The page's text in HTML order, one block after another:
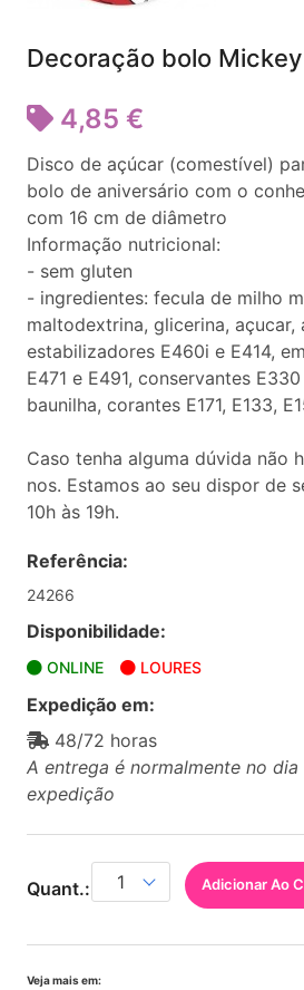
Decoração bolo
4,85 €
Disco de açúcar (comestível)
bolo de aniversário com o
com 16 cm de diâmetro
Informação nutricional:
- sem gluten
- ingredientes: fecula de milho
maltodextrina, glicerina, açucar,
estabilizadores E460i e E414,
E471 e E491, conservantes
baunilha, corantes E171, E133,
Caso tenha alguma dúvida não
nos. Estamos ao seu dispor de
10h às 19h.
Referência:
24266
Disponibilidade:
ONLINE LOURES
Expedição em:
48/72 horas
A entrega é normalmente no
expedição
Quant.: Adicionar Ao
Veja mais em: